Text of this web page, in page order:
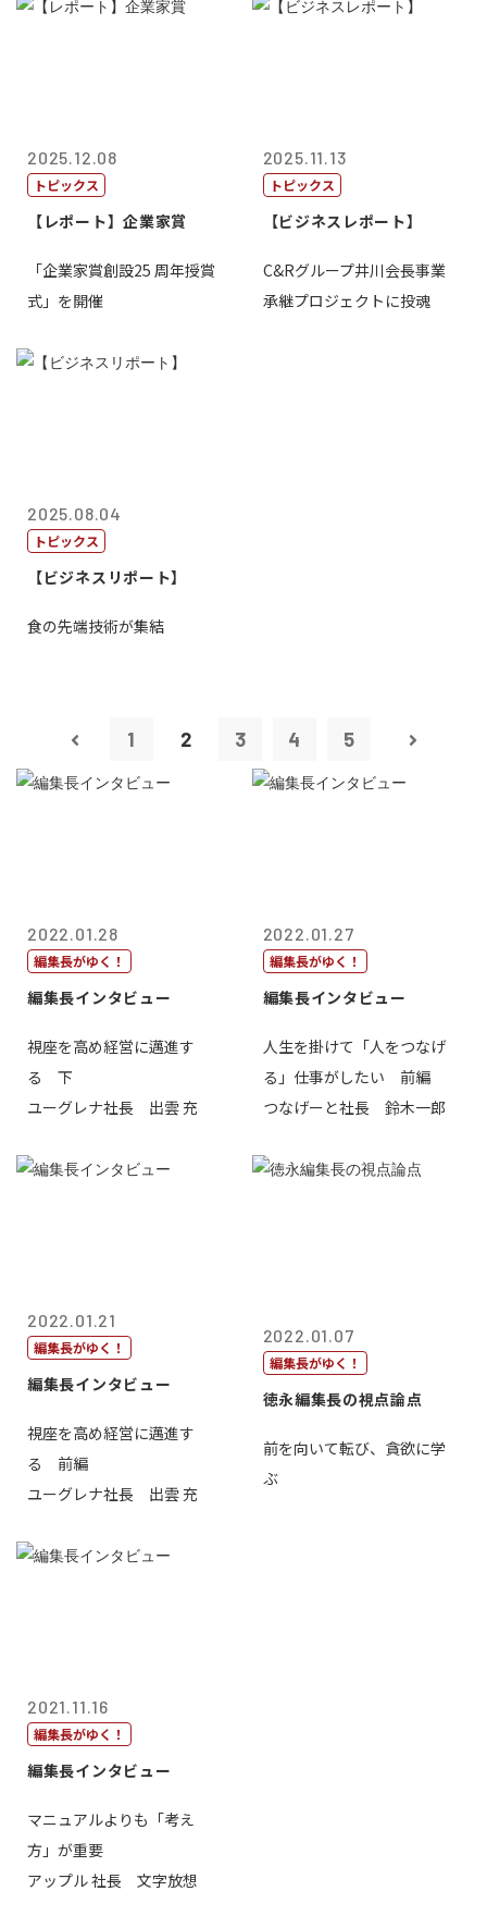
2025.12.08
トピックス
【レポート】企業家賞
「企業家賞創設25 周年授賞
式」を開催
2025.11.13
トピックス
【ビジネスレポート】
C&Rグループ井川会長事業
承継プロジェクトに投魂
2025.08.04
トピックス
【ビジネスリポート】
食の先端技術が集結
1 2 3 4 5
2022.01.28
編集長がゆく！
編集長インタビュー
視座を高め経営に邁進す
る 下
ユーグレナ社長 出雲 充
2022.01.27
編集長がゆく！
編集長インタビュー
人生を掛けて「人をつなげ
る」仕事がしたい 前編
つなげーと社長 鈴木一郎
2022.01.21
編集長がゆく！
編集長インタビュー
視座を高め経営に邁進す
る 前編
ユーグレナ社長 出雲 充
2022.01.07
編集長がゆく！
徳永編集長の視点論点
前を向いて転び、貪欲に学
ぶ
2021.11.16
編集長がゆく！
編集長インタビュー
マニュアルよりも「考え
方」が重要
アップル 社長 文字放想